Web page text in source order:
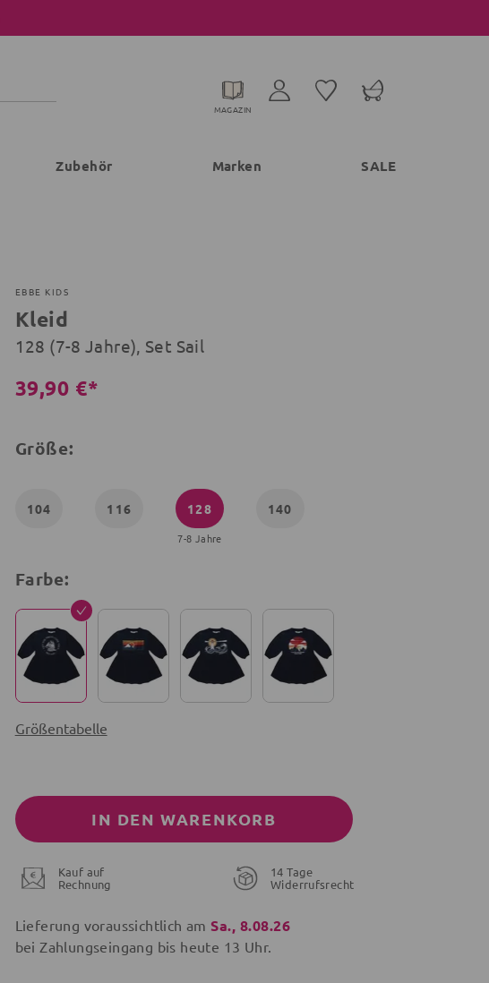
MAGAZIN
Zubehör Marken SALE
EBBE KIDS
Kleid
128 (7-8 Jahre), Set Sail
39,90 €*
Größe:
104 116 128
7-8 Jahre
140
Farbe:
Größentabelle
IN DEN WARENKORB
Kauf auf
Rechnung
14 Tage
Widerrufsrecht
Lieferung voraussichtlich am Sa., 8.08.26
bei Zahlungseingang bis heute 13 Uhr.